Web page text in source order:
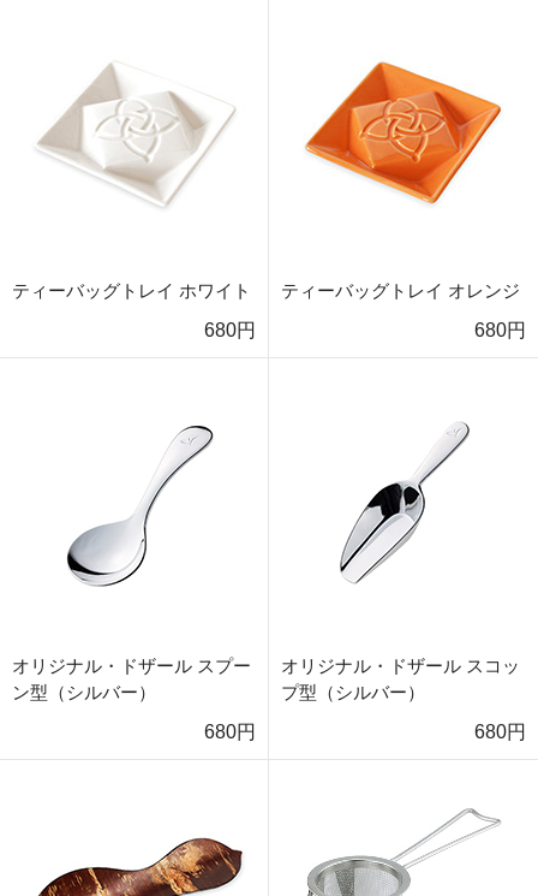
ティーバッグトレイ ホワイト
680円
ティーバッグトレイ オレンジ
680円
オリジナル・ドザール スプー
ン型（シルバー）
680円
オリジナル・ドザール スコッ
プ型（シルバー）
680円